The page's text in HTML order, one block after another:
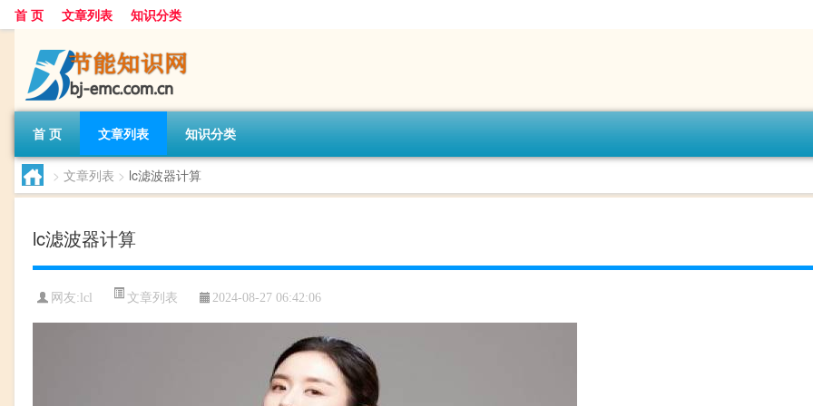
首 页 文章列表 知识分类
首 页 文章列表 知识分类
> 文章列表 > lc滤波器计算
lc滤波器计算
网友: lcl 文章列表 2024-08-27 06:42:06